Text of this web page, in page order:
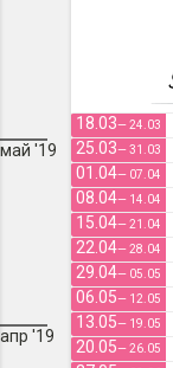
май '19
апр '19
18.03— 24.03
25.03— 31.03
01.04— 07.04
08.04— 14.04
15.04— 21.04
22.04— 28.04
29.04— 05.05
06.05— 12.05
13.05— 19.05
20.05— 26.05